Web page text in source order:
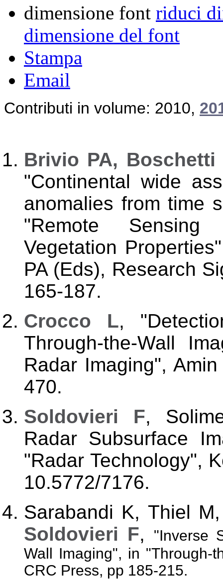
dimensione font riduci
dimensione del font
Stampa
Email
Contributi in volume: 2010,
Brivio PA, Boschetti
"Continental wide
anomalies from time
"Remote
Vegetation
PA (Eds), Research
165-187.
Crocco L,
Through-the-Wall
Radar Imaging",
470.
Soldovieri F,
Radar Subsurface
"Radar Technology",
10.5772/7176.
Sarabandi K, Thiel
Soldovieri F,
"Inverse
Wall Imaging", in "Through-
CRC Press, pp 185-215.